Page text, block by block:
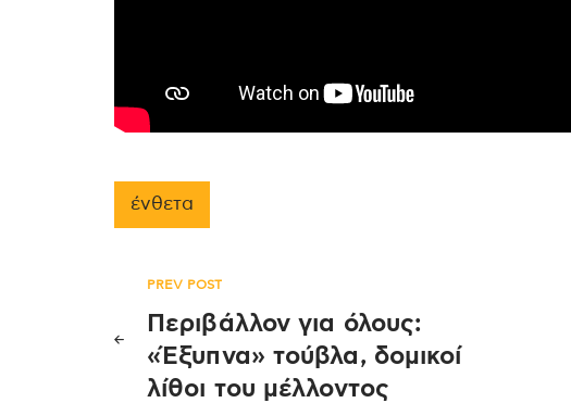
ένθετα
Πλοήγηση
άρθρων
PREV POST
Περιβάλλον για όλους:
«Έξυπνα» τούβλα, δομικοί
λίθοι του μέλλοντος